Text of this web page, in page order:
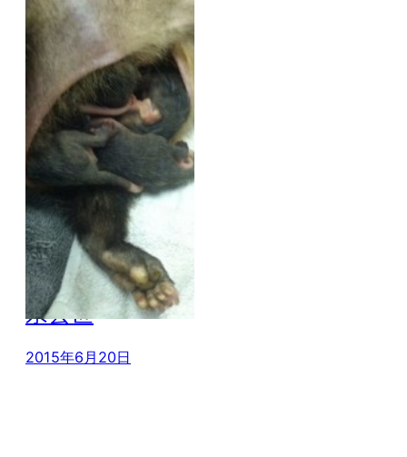
负鼠妈妈被撞身
亡 它的孩子在袋
子里还不知道母
亲去世
2015年6月20日